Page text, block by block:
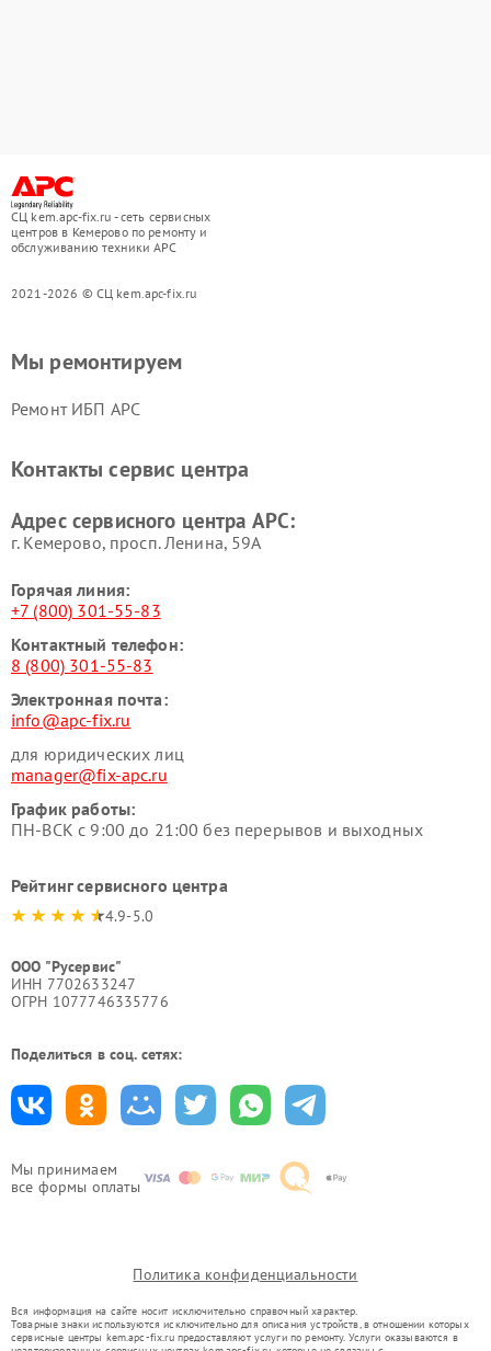
СЦ kem.apc-fix.ru - сеть сервисных
центров в Кемерово по ремонту и
обслуживанию техники APC
2021-2026 © СЦ kem.apc-fix.ru
Мы принимаем
все формы оплаты
Мы ремонтируем
Ремонт ИБП APC
Контакты сервис центра
Адрес сервисного центра APC:
г. Кемерово, просп. Ленина, 59А
Горячая линия:
+7 (800) 301-55-83
Контактный телефон:
8 (800) 301-55-83
Электронная почта:
info@apc-fix.ru
для юридических лиц
manager@fix-apc.ru
График работы:
ПН-ВСК с 9:00 до 21:00 без перерывов и выходных
Рейтинг сервисного центра
4.9-5.0
ООО "Русервис"
ИНН 7702633247
ОГРН 1077746335776
Поделиться в соц. сетях:
Политика конфиденциальности
Вся информация на сайте носит исключительно справочный характер.
Товарные знаки используются исключительно для описания устройств, в отношении которых
сервисные центры kem.apc-fix.ru предоставляют услуги по ремонту. Услуги оказываются в